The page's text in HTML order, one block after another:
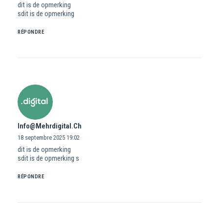
dit is de opmerking
sdit is de opmerking
RÉPONDRE
Info@mehrdigital.ch
18 septembre 2025 19:02
dit is de opmerking
sdit is de opmerking s
RÉPONDRE